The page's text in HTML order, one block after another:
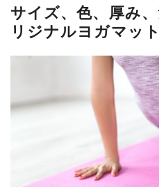
サイズ、色、厚み
リジナルヨガマッ